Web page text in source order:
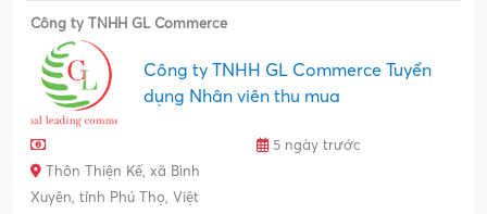
Công ty TNHH GL Commerce
Công ty TNHH GL Commerce Tuyển
dụng Nhân viên thu mua
5 ngày trước
Thôn Thiện Kế, xã Bình
Xuyên, tỉnh Phú Thọ, Việt